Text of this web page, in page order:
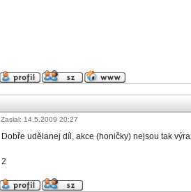
Zaslal: 14.5.2009 20:27
Dobře udělanej díl, akce (honičky) nejsou tak
2